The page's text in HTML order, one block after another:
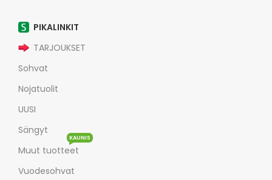
PIKALINKIT
TARJOUKSET
Sohvat
Nojatuolit
UUSI
Sängyt
Muut tuotteet
KAUNIS
Vuodesohvat